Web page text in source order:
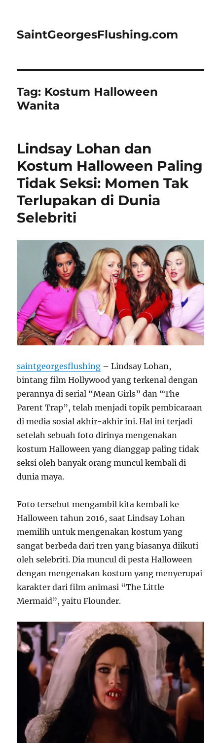
SaintGeorgesFlushing.com
Tag: Kostum Halloween
Wanita
Lindsay Lohan dan
Kostum Halloween Paling
Tidak Seksi: Momen Tak
Terlupakan di Dunia
Selebriti
saintgeorgesflushing – Lindsay Lohan,
bintang film Hollywood yang terkenal dengan
perannya di serial “Mean Girls” dan “The
Parent Trap”, telah menjadi topik pembicaraan
di media sosial akhir-akhir ini. Hal ini terjadi
setelah sebuah foto dirinya mengenakan
kostum Halloween yang dianggap paling tidak
seksi oleh banyak orang muncul kembali di
dunia maya.
Foto tersebut mengambil kita kembali ke
Halloween tahun 2016, saat Lindsay Lohan
memilih untuk mengenakan kostum yang
sangat berbeda dari tren yang biasanya diikuti
oleh selebriti. Dia muncul di pesta Halloween
dengan mengenakan kostum yang menyerupai
karakter dari film animasi “The Little
Mermaid”, yaitu Flounder.